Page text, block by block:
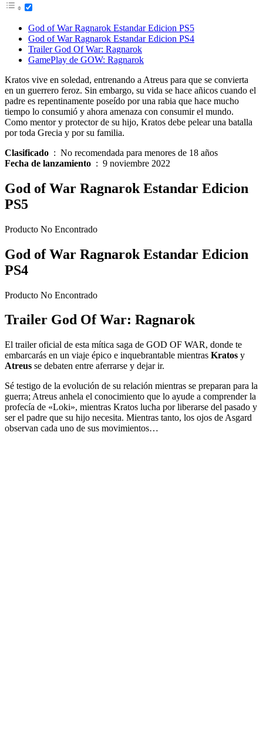
God of War Ragnarok Estandar Edicion PS5
God of War Ragnarok Estandar Edicion PS4
Trailer God Of War: Ragnarok
GamePlay de GOW: Ragnarok
Kratos vive en soledad, entrenando a Atreus para que se convierta
en un guerrero feroz. Sin embargo, su vida se hace añicos cuando el
padre es repentinamente poseído por una rabia que hace mucho
tiempo lo consumió y ahora amenaza con consumir el mundo.
Como mentor y protector de su hijo, Kratos debe pelear una batalla
por toda Grecia y por su familia.
Clasificado ‏ : ‎ No recomendada para menores de 18 años
Fecha de lanzamiento ‏ : ‎ 9 noviembre 2022
God of War Ragnarok Estandar Edicion
PS5
Producto No Encontrado
God of War Ragnarok Estandar Edicion
PS4
Producto No Encontrado
Trailer God Of War: Ragnarok
El trailer oficial de esta mítica saga de GOD OF WAR, donde te
embarcarás en un viaje épico e inquebrantable mientras Kratos y
Atreus se debaten entre aferrarse y dejar ir.
Sé testigo de la evolución de su relación mientras se preparan para la
guerra; Atreus anhela el conocimiento que lo ayude a comprender la
profecía de «Loki», mientras Kratos lucha por liberarse del pasado y
ser el padre que su hijo necesita. Mientras tanto, los ojos de Asgard
observan cada uno de sus movimientos…